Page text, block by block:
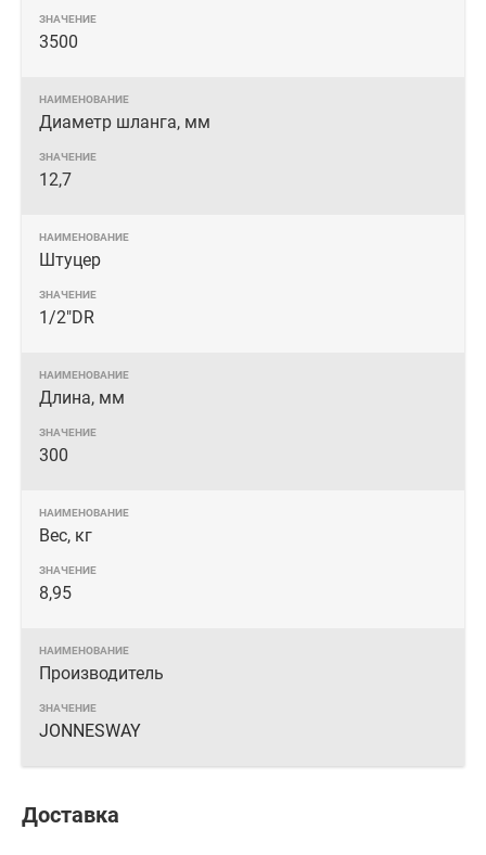
3500
Диаметр шланга, мм
12,7
Штуцер
1/2"DR
Длина, мм
300
Вес, кг
8,95
Производитель
JONNESWAY
Доставка